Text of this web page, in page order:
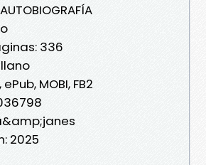
336
MOBI, FB2
2025